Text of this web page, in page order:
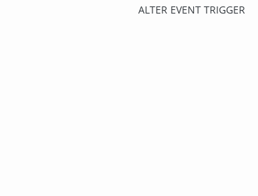
ALTER EVENT TRIGGER